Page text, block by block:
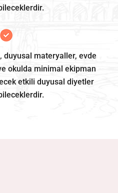
duyusal materyaller, evde
okulda minimal ekipman
etkili duyusal diyetler